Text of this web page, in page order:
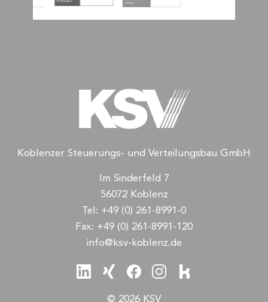
Koblenzer Steuerungs- und Verteilungsbau GmbH
Im Sinderfeld 7
56072 Koblenz
Tel: +49 (0) 261-8991-0
Fax: +49 (0) 261-8991-120
info@ksv-koblenz.de
© 2026 KSV